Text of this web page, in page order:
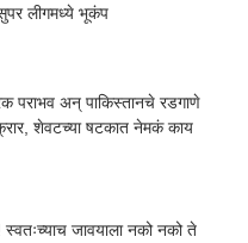
लीगमध्ये भूकंप
पराभव अन् पाकिस्तानचे रडगाणे
शेवटच्या षटकात नेमकं काय
जावयाला नको नको ते